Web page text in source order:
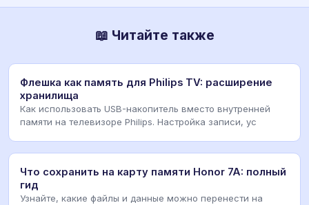
📖 Читайте также
Флешка как память для Philips TV: расширение
хранилища
Как использовать USB-накопитель вместо внутренней
памяти на телевизоре Philips. Настройка записи, ус
Что сохранить на карту памяти Honor 7A: полный
гид
Узнайте, какие файлы и данные можно перенести на